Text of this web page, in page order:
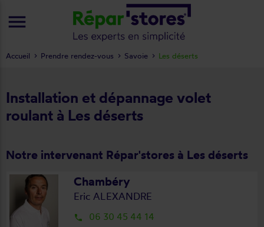
Installation et dépannage volet
roulant à Les déserts
Notre intervenant Répar'stores à Les déserts
Chambéry
Eric ALEXANDRE
local_phone 06 30 45 44 14
Accueil Prendre rendez-vous Savoie Les déserts
menu